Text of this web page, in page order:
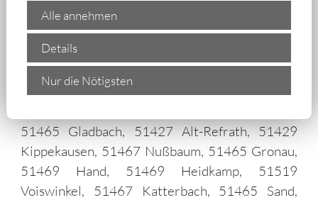
51465 Gladbach, 51427 Alt-Refrath, 51429
Kippekausen, 51467 Nußbaum, 51465 Gronau,
51469 Hand, 51469 Heidkamp, 51519
Voiswinkel, 51467 Katterbach, 51465 Sand,
Alle annehmen
Details
Nur die Nötigsten